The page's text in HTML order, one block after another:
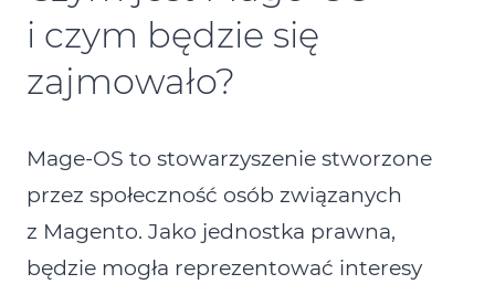
i czym będzie się
zajmowało?
Mage‑OS to stowarzyszenie stworzone
przez społeczność osób związanych
z Magento. Jako jednostka prawna,
będzie mogła reprezentować interesy